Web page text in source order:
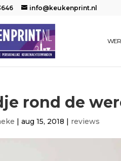
info@keukenprint.nl
rond de
|aug 15, 2018 | reviews